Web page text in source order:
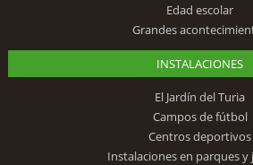
Edad escolar
Grandes
INSTALACIONES
El Jardín del Turia
Campos de fútbol
Centros deportivos
Instalaciones en parques y